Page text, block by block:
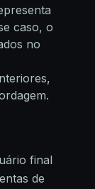
caso, o
no
final
de